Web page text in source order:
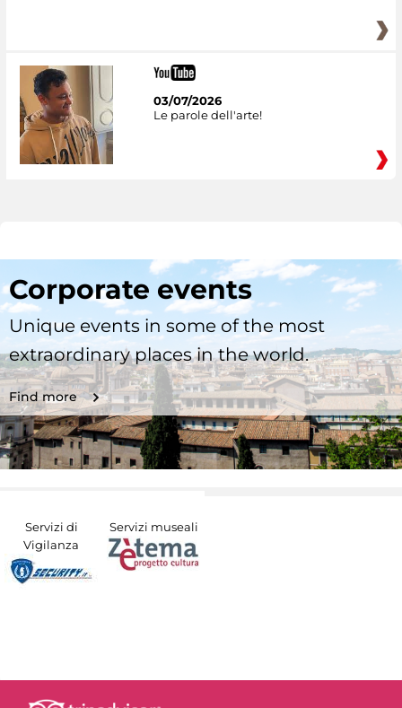
03/07/2026
Le parole dell'arte!
Corporate events
Unique events in some of the most
extraordinary places in the world.
Find more
Servizi di
Vigilanza
Servizi museali